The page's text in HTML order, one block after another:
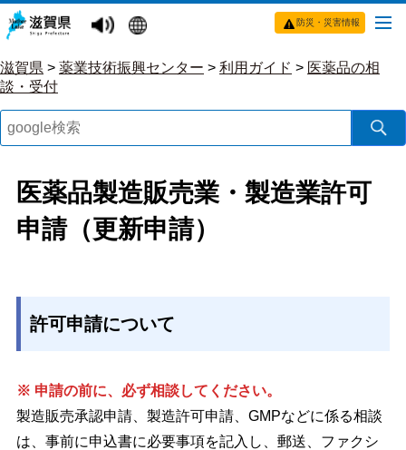
防災・災害情報
滋賀県 > 薬業技術振興センター > 利用ガイド > 医薬品の相
談・受付
医薬品製造販売業・製造業許可
申請（更新申請）
許可申請について
※ 申請の前に、必ず相談してください。
製造販売承認申請、製造許可申請、GMPなどに係る相談
は、事前に申込書に必要事項を記入し、郵送、ファクシ